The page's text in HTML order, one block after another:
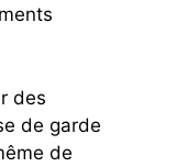
des
de garde
de